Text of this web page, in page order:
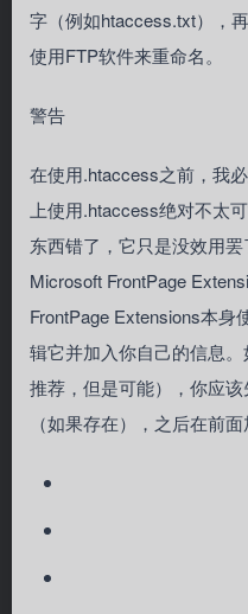
字（例如htaccess.txt），
使用FTP软件来重命名。
警告
在使用.htaccess之前，我
上使用.htaccess绝对不太
东西错了，它只是没效用
Microsoft FrontPage
FrontPage Extensions本身
辑它并加入你自己的信息
推荐，但是可能），你应
（如果存在），之后在前面